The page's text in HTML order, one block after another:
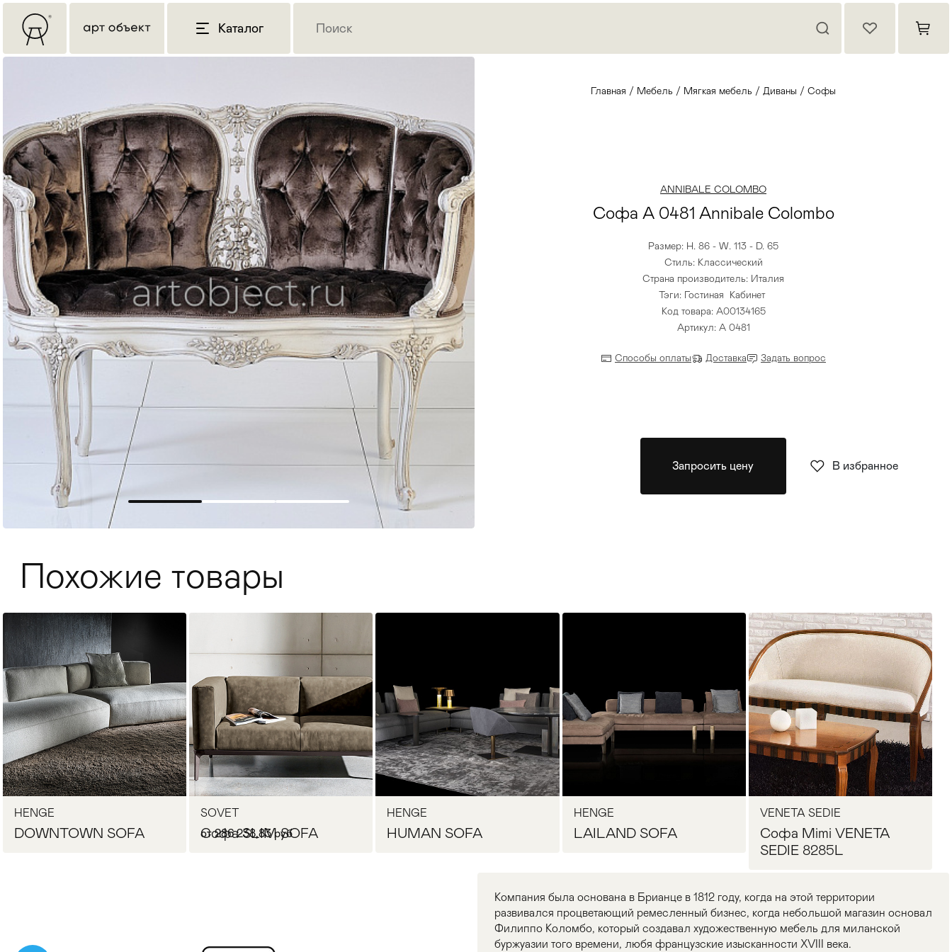
Каталог
Кровати
Столы >
Стулья >
Комоды и тумбы
Главная / Мебель / Мягкая мебель / Диваны / Софы
ANNIBALE COLOMBO
Софа A 0481 Annibale Colombo
Размер: H. 86 - W. 113 - D. 65
Стиль: Классический
Страна производитель: Италия
Тэги: Гостиная Кабинет
Код товара: А00134165
Артикул: A 0481
Способы оплаты Доставка Задать вопрос
Запросить цену В избранное
Похожие товары
HENGE
DOWNTOWN SOFA
SOVET
Софа SLIM SOFA
от 286 238,83 руб
HENGE
HUMAN SOFA
HENGE
LAILAND SOFA
VENETA SEDIE
Софа Mimi VENETA
SEDIE 8285L
Компания была основана в Брианце в 1812 году, когда на этой территории
развивался процветающий ремесленный бизнес, когда небольшой магазин основал
Филиппо Коломбо, который создавал художественную мебель для миланской
буржуазии того времени, любя французские изысканности XVIII века.